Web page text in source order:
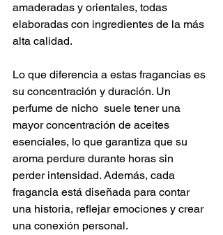
amaderadas y orientales, todas
elaboradas con ingredientes de la más
alta calidad.
Lo que diferencia a estas fragancias es
su concentración y duración. Un
perfume de nicho  suele tener una
mayor concentración de aceites
esenciales, lo que garantiza que su
aroma perdure durante horas sin
perder intensidad. Además, cada
fragancia está diseñada para contar
una historia, reflejar emociones y crear
una conexión personal.